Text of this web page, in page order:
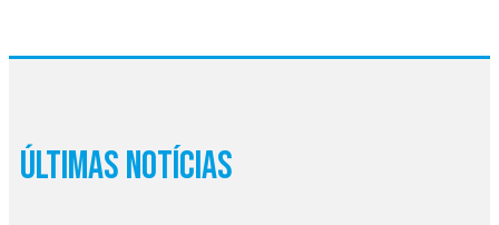
Últimas Notícias